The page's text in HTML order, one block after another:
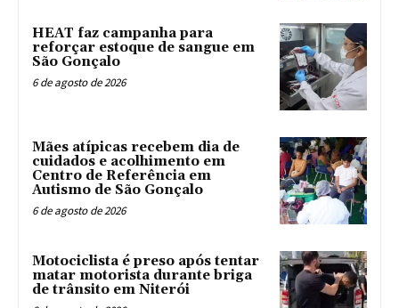
HEAT faz campanha para
reforçar estoque de sangue em
São Gonçalo
6 de agosto de 2026
Mães atípicas recebem dia de
cuidados e acolhimento em
Centro de Referência em
Autismo de São Gonçalo
6 de agosto de 2026
Motociclista é preso após tentar
matar motorista durante briga
de trânsito em Niterói